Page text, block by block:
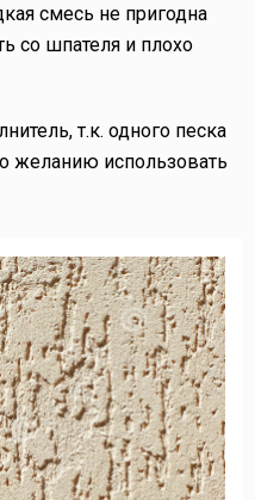
смесь не пригодна
со шпателя и плохо
т.к. одного песка
желанию использовать